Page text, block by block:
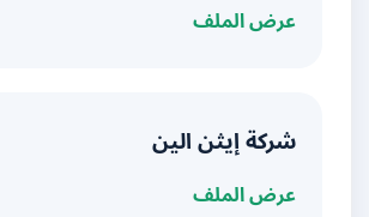
عرض الملف
شركة إيثن الين
عرض الملف